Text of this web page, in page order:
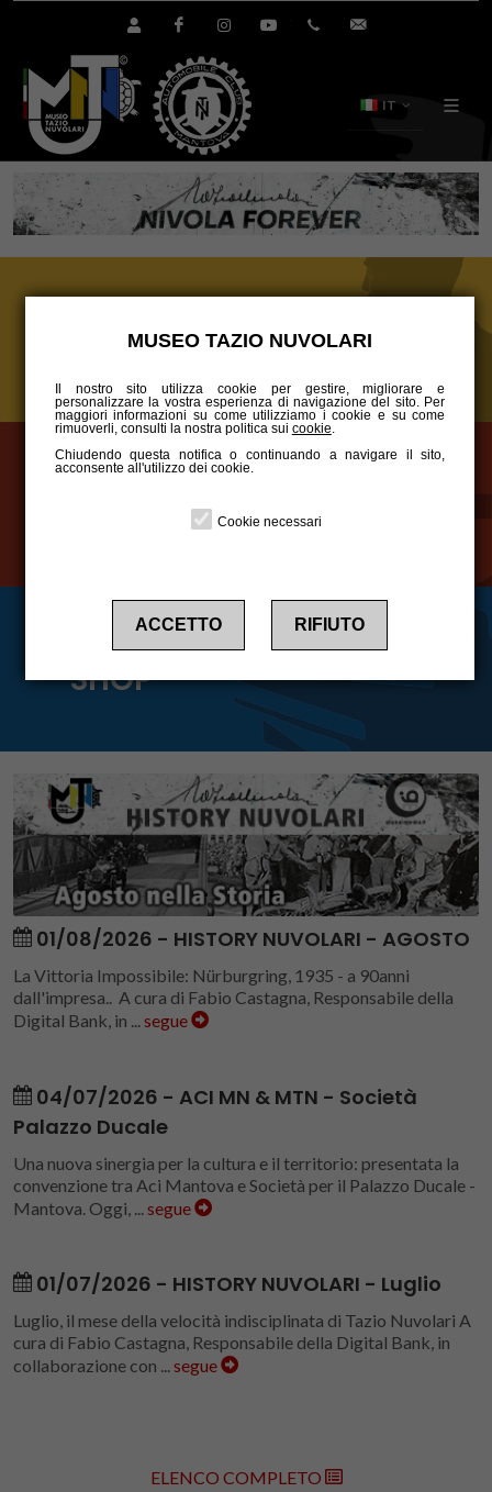
Area Utente Shop
FacebookInstagramYouTube+39.0376.894391
IT
MUSEO
SHOP
01/08/2026 - HISTORY NUVOLARI - AGOSTO
La Vittoria Impossibile: Nürburgring, 1935 - a 90anni
dall'impresa.. A cura di Fabio Castagna, Responsabile della
Digital Bank, in ...segue
04/07/2026 - ACI MN & MTN - Società
Palazzo Ducale
Una nuova sinergia per la cultura e il territorio: presentata la
convenzione tra Aci Mantova e Società per il Palazzo Ducale -
Mantova. Oggi, ... segue
01/07/2026 - HISTORY NUVOLARI - Luglio
Luglio, il mese della velocità indisciplinata di Tazio Nuvolari A
cura di Fabio Castagna, Responsabile della Digital Bank, in
collaborazione con ... segue
ELENCO COMPLETO
MUSEO TAZIO NUVOLARI
Il nostro sito utilizza cookie per gestire, migliorare e
personalizzare la vostra esperienza di navigazione del sito. Per
maggiori informazioni su come utilizziamo i cookie e su come
rimuoverli, consulti la nostra politica sui cookie.
Chiudendo questa notifica o continuando a navigare il sito,
acconsente all'utilizzo dei cookie.
Cookie necessari
ACCETTO RIFIUTO